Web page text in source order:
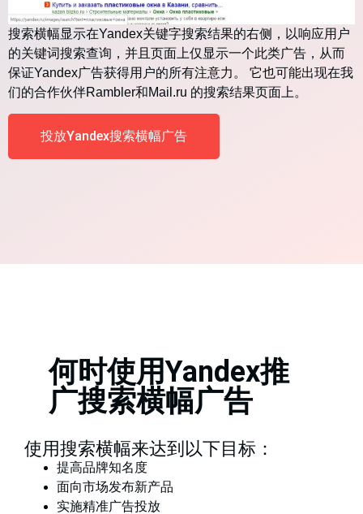
搜索横幅显示在Yandex关键字搜索结果的右侧，以响应用户
的关键词搜索查询，并且页面上仅显示一个此类广告，从而
保证Yandex广告获得用户的所有注意力。 它也可能出现在我
们的合作伙伴Rambler和Mail.ru 的搜索结果页面上。
投放Yandex搜索横幅广告
何时使用Yandex推
广搜索横幅广告
使用搜索横幅来达到以下目标：
提高品牌知名度
面向市场发布新产品
实施精准广告投放